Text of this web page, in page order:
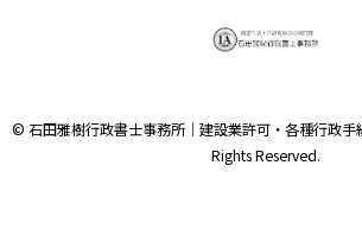
© 石田雅樹行政書士事務所｜建設業許可・各種行政手
Rights Reserved.